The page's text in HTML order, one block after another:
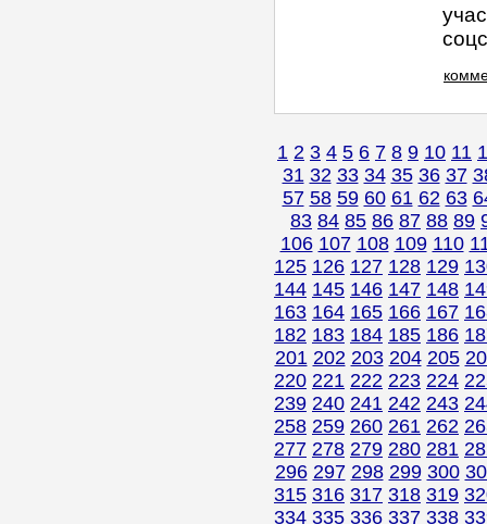
1 2 3 4 5 6 7 8 9 10 11
31 32 33 34 35 36 37
57 58 59 60 61 62 63
83 84 85 86 87 88 89
106 107 108 109 110
125 126 127 128 129
144 145 146 147 148
163 164 165 166 167
182 183 184 185 186
201 202 203 204 205
220 221 222 223 224
239 240 241 242 243
258 259 260 261 262
277 278 279 280 281
296 297 298 299 300
315 316 317 318 319
334 335 336 337 338